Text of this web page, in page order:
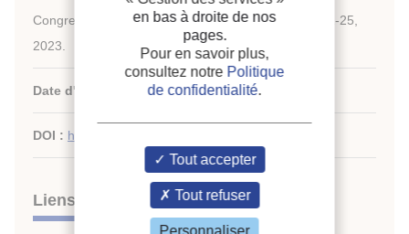
Congress of Refrigeration: Paris , France, August 21-25,
2023.
Date d'édition : 21/08/2023
DOI : http://dx.doi.org/10.18462/iir.icr.2023.0360
Liens
en bas à droite de nos
pages.
Pour en savoir plus,
consultez notre Politique
de confidentialité.
Tout accepter
Tout refuser
Personnaliser